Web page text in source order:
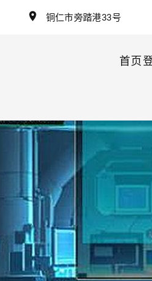
铜仁市旁踏港33号
首页